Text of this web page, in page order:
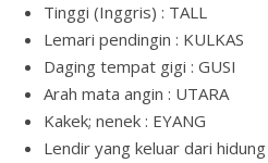
Tinggi (Inggris) : TALL
Lemari pendingin : KULKAS
Daging tempat gigi : GUSI
Arah mata angin : UTARA
Kakek; nenek : EYANG
Lendir yang keluar dari hidung